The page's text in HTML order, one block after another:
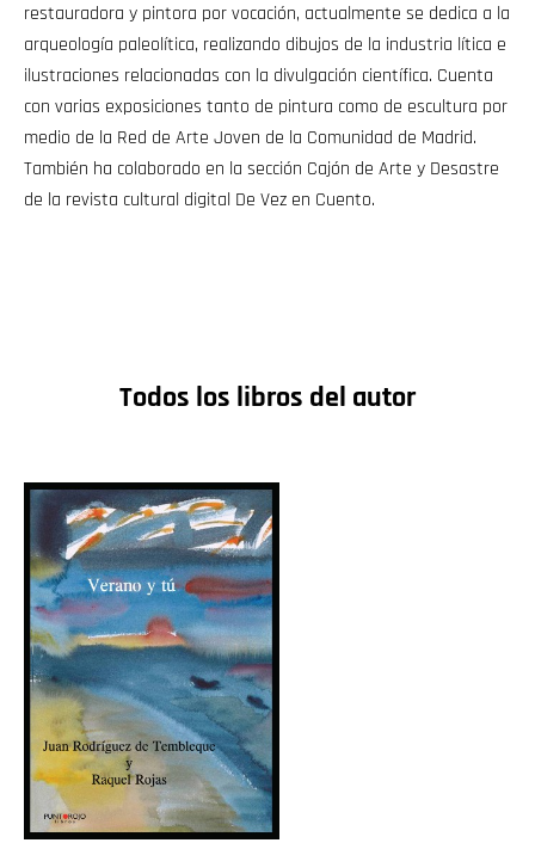
restauradora y pintora por vocación, actualmente se dedica a la
arqueología paleolítica, realizando dibujos de la industria lítica e
ilustraciones relacionadas con la divulgación científica. Cuenta
con varias exposiciones tanto de pintura como de escultura por
medio de la Red de Arte Joven de la Comunidad de Madrid.
También ha colaborado en la sección Cajón de Arte y Desastre
de la revista cultural digital De Vez en Cuento.
Todos los libros del autor